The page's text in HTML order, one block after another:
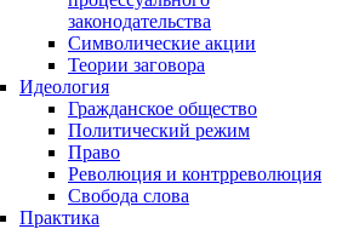
законодательства
Символические акции
Теории заговора
Идеология
Гражданское общество
Политический режим
Право
Революция и контрреволюция
Свобода слова
Практика